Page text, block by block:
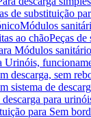
de substituição
Módulos
ao chãoPeças de
Módulos
Urinóis,
descarga, sem
sistema de
para
para Sem